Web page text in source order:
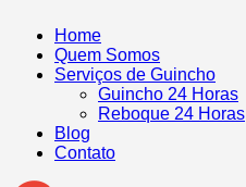
Home
Quem Somos
Serviços de Guincho
Guincho 24 Horas
Reboque 24 Horas
Blog
Contato